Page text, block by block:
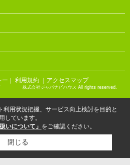
ー ｜ 利用規約 ｜アクセスマップ
プ 株式会社ジャパナビハウス All rights reserved.
用状況把握、サービス向上検討を目的と
しています。
いについて」 をご確認ください。
閉じる